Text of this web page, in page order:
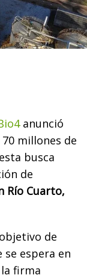
anunció
millones de
busca
de
Río Cuarto,
de
espera en
firma